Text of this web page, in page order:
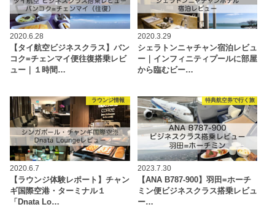
2020.6.28
【タイ航空ビジネスクラス】バン
コク=チェンマイ便往復搭乗レビ
ュー｜１時間…
2020.3.29
シェラトンニャチャン宿泊レビュ
ー｜インフィニティプールに部屋
から臨むビー…
ラウンジ情報
2020.6.7
【ラウンジ体験レポート】チャン
ギ国際空港・ターミナル１
「Dnata Lo…
特典航空券で行く旅
2023.7.30
【ANA B787-900】羽田=ホーチ
ミン便ビジネスクラス搭乗レビュ
ー…